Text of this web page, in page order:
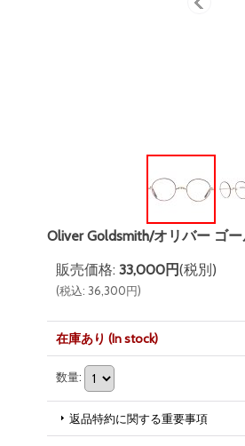
Oliver Goldsmith/オリバー ゴ
販売価格: 33,000円(税別)
(税込: 36,300円)
在庫あり (In stock)
数量:
返品特約に関する重要事項